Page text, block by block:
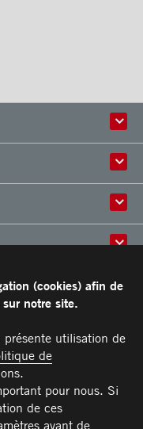
recommandées
(cookies) afin de
notre site.
utilisation de
de
pour nous. Si
de ces
avant de